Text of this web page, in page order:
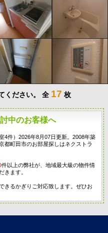
ください。 全 17 枚
中のお客様へ
4件）2026年8月07日更新。2008年築
都町田市のお部屋探しはネクストラ
件以上の弊社が、地域最大級の物件情
きます。
きるかぎりご対応致します。ぜひお